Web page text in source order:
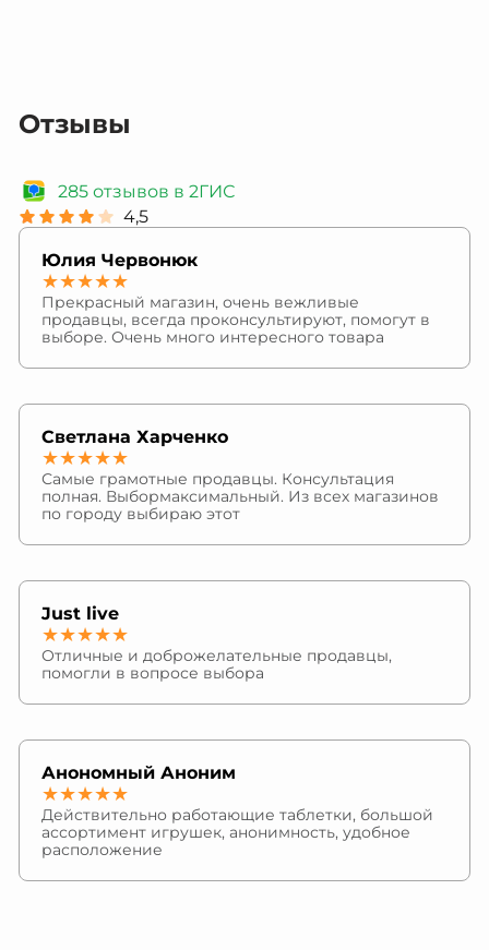
Отзывы
285 отзывов в 2ГИС
4,5
Юлия Червонюк
★★★★★
Прекрасный магазин, очень вежливые
продавцы, всегда проконсультируют, помогут в
выборе. Очень много интересного товара
Светлана Харченко
★★★★★
Самые грамотные продавцы. Консультация
полная. Выбормаксимальный. Из всех магазинов
по городу выбираю этот
Just live
★★★★★
Отличные и доброжелательные продавцы,
помогли в вопросе выбора
Анономный Аноним
★★★★★
Действительно работающие таблетки, большой
ассортимент игрушек, анонимность, удобное
расположение